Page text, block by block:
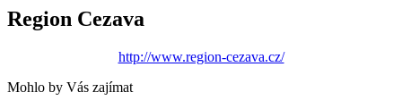
Region Cezava
http://www.region-cezava.cz/
Mohlo by Vás zajímat